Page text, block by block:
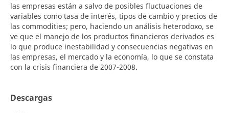
las empresas están a salvo de posibles fluctuaciones de
variables como tasa de interés, tipos de cambio y precios de
las commodities; pero, haciendo un análisis heterodoxo, se
ve que el manejo de los productos financieros derivados es
lo que produce inestabilidad y consecuencias negativas en
las empresas, el mercado y la economía, lo que se constata
con la crisis financiera de 2007-2008.
Descargas